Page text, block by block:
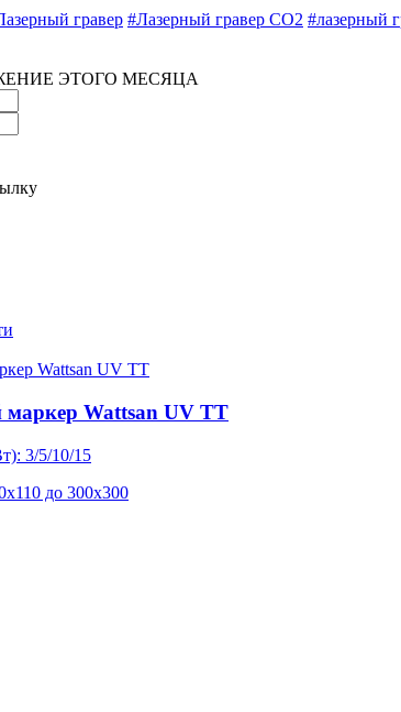
гравер #Лазерный гравер CO2 #лазерный
ЭТОГО МЕСЯЦА
маркер Wattsan UV TT
3/5/10/15
до 300x300